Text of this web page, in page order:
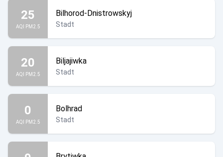
25
AQI PM2.5
Bilhorod-Dnistrowskyj
Stadt
20
AQI PM2.5
Biljajiwka
Stadt
0
AQI PM2.5
Bolhrad
Stadt